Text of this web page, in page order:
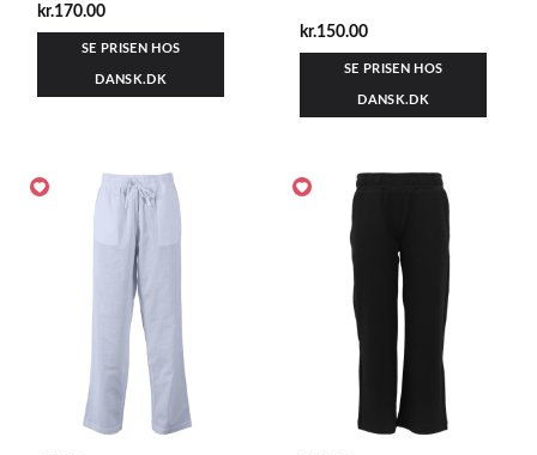
kr.170.00
SE PRISEN HOS
DANSK.DK
kr.150.00
SE PRISEN HOS
DANSK.DK